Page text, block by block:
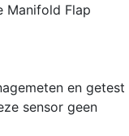
Manifold Flap
en getest
sensor geen